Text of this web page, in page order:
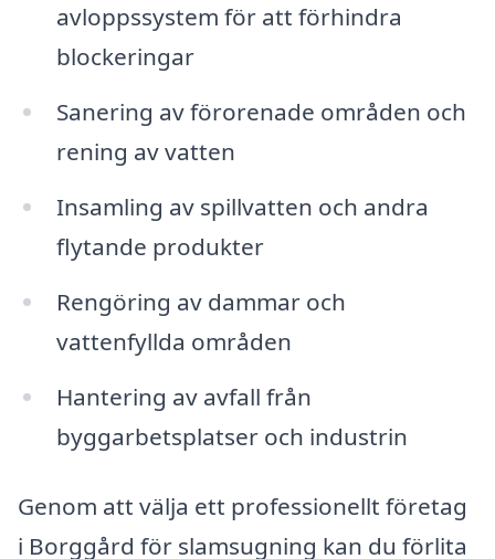
avloppssystem för att förhindra
blockeringar
Sanering av förorenade områden och
rening av vatten
Insamling av spillvatten och andra
flytande produkter
Rengöring av dammar och
vattenfyllda områden
Hantering av avfall från
byggarbetsplatser och industrin
Genom att välja ett professionellt företag
i Borggård för slamsugning kan du förlita